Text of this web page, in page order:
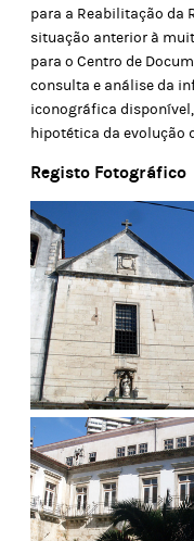
para a Reabilitação da
situação anterior à
para o Centro de
consulta e análise da
iconográfica
hipotética da evolução
Registo Fotográfico